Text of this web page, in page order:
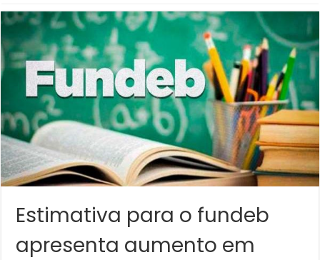
Estimativa para o fundeb
apresenta aumento em